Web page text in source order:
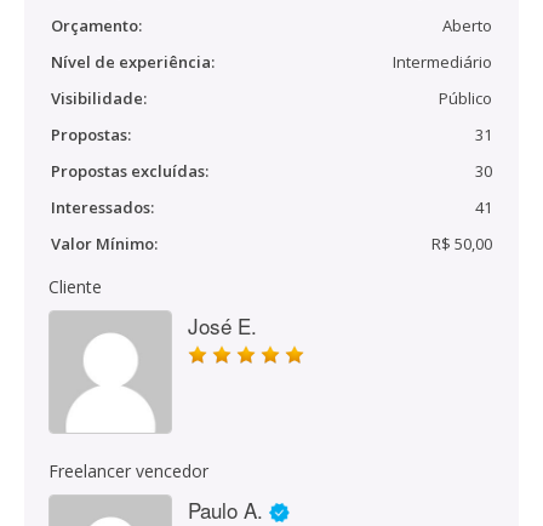
Orçamento:
Aberto
Nível de experiência:
Intermediário
Visibilidade:
Público
Propostas:
31
Propostas excluídas:
30
Interessados:
41
Valor Mínimo:
R$ 50,00
Cliente
José E.
Freelancer vencedor
Paulo A.